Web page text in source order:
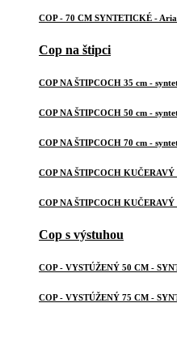
COP - 70 CM SYNTETICKÉ -
Cop na štipci
COP NA ŠTIPCOCH 35 cm -
COP NA ŠTIPCOCH 50 cm -
COP NA ŠTIPCOCH 70 cm -
COP NA ŠTIPCOCH
COP NA ŠTIPCOCH
Cop s výstuhou
COP - VYSTÚŽENÝ 50 CM -
COP - VYSTÚŽENÝ 75 CM -